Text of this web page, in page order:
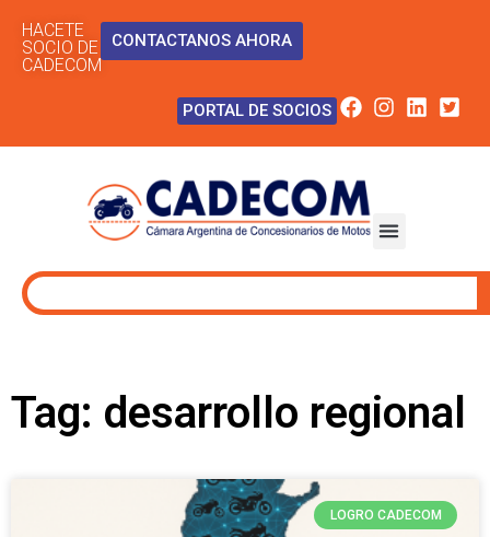
HACETE
SOCIO DE
CADECOM
CONTACTANOS AHORA
PORTAL DE SOCIOS
Tag: desarrollo regional
LOGRO CADECOM